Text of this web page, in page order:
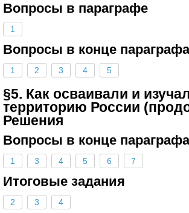
Вопросы в параграфе
1
Вопросы в конце параграфа
1 2 3 4 5
§5. Как осваивали и
территорию России
Решения
Вопросы в конце параграфа
1 3 4 5 6 7
Итоговые задания
2 3 4